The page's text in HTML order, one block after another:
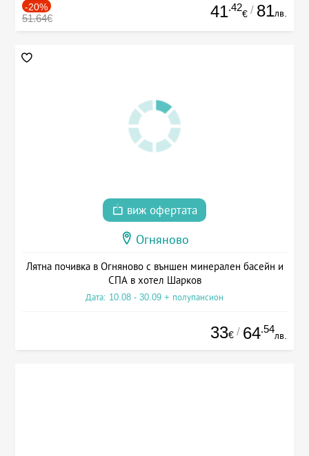
-20%
51.64€ 41.42
€ / 81лв.
виж офертата
Огняново
Лятна почивка в Огняново с външен минерален басейн и
СПА в хотел Шарков
Дата: 10.08 - 30.09 + полупансион
33€ / 64.54
лв.